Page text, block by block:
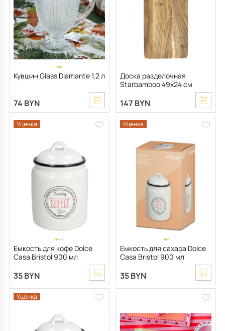
Кувшин Glass Diamante 1,2 л
74 BYN
Доска разделочная
Starbamboo 49х24 см
147 BYN
Уценка
Емкость для кофе Dolce
Casa Bristol 900 мл
35 BYN
Уценка
Емкость для сахара Dolce
Casa Bristol 900 мл
35 BYN
Уценка